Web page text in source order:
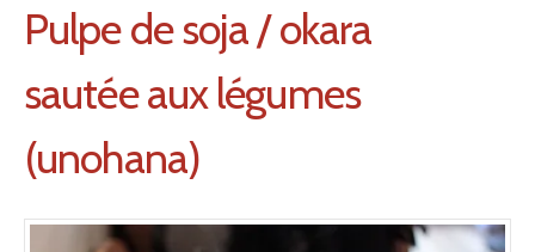
Pulpe de soja / okara
sautée aux légumes
(unohana)